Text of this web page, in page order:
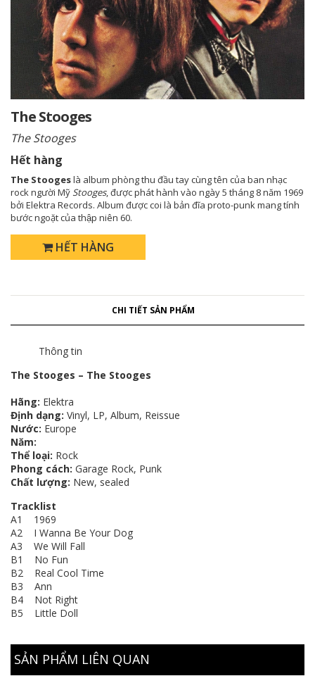
The Stooges
The Stooges
Hết hàng
The Stoogeslà album phòng thu đầu tay cùng tên của ban nhạc
rock người MỹStooges, được phát hành vào ngày 5 tháng 8 năm 1969
bởi Elektra Records. Album được coi là bản đĩa proto-punk mang tính
bước ngoặt của thập niên 60.
HẾT HÀNG
CHI TIẾT SẢN PHẨM
Thông tin
The Stooges ‎– The Stooges
Hãng: Elektra
Định dạng: Vinyl, LP, Album, Reissue
Nước: Europe
Năm:
Thể loại: Rock
Phong cách: Garage Rock, Punk
Chất lượng: New, sealed
Tracklist
A1 1969
A2 I Wanna Be Your Dog
A3 We Will Fall
B1 No Fun
B2 Real Cool Time
B3 Ann
B4 Not Right
B5 Little Doll
SẢN PHẨM LIÊN QUAN